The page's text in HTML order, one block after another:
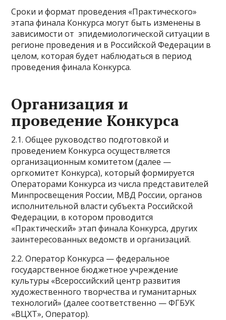
Сроки и формат проведения «Практического»
этапа финала Конкурса могут быть изменены в
зависимости от эпидемиологической ситуации в
регионе проведения и в Российской Федерации в
целом, которая будет наблюдаться в период
проведения финала Конкурса.
Организация и
проведение Конкурса
2.1. Общее руководство подготовкой и
проведением Конкурса осуществляется
организационным комитетом (далее —
оргкомитет Конкурса), который формируется
Операторами Конкурса из числа представителей
Минпросвещения России, МВД России, органов
исполнительной власти субъекта Российской
Федерации, в котором проводится
«Практический» этап финала Конкурса, других
заинтересованных ведомств и организаций.
2.2. Оператор Конкурса — федеральное
государственное бюджетное учреждение
культуры «Всероссийский центр развития
художественного творчества и гуманитарных
технологий» (далее соответственно — ФГБУК
«ВЦХТ», Оператор).